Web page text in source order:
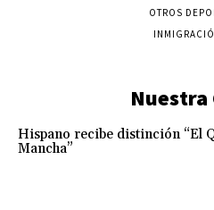
OTROS
Nuestra
Hispano recibe distinción “El
Mancha”